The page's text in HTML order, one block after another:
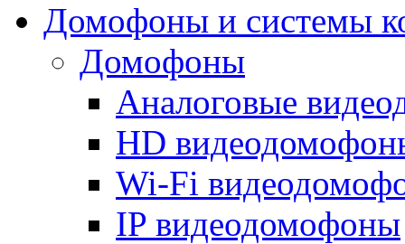
Домофоны и системы
Домофоны
Аналоговые
HD
Wi-Fi
IP видеодомофоны